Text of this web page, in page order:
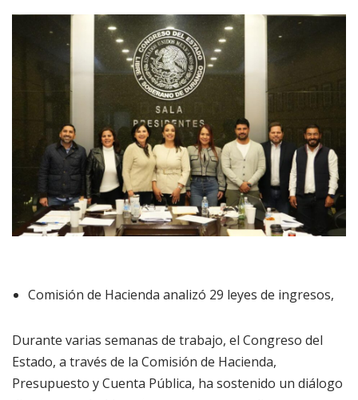
Comisión de Hacienda analizó 29 leyes de ingresos,
Durante varias semanas de trabajo, el Congreso del
Estado, a través de la Comisión de Hacienda,
Presupuesto y Cuenta Pública, ha sostenido un diálogo